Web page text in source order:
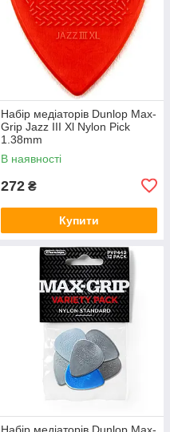
Набір медіаторів Dunlop Max-
Grip Jazz III Xl Nylon Pick
1.38mm
В наявності
272 ₴
Купити